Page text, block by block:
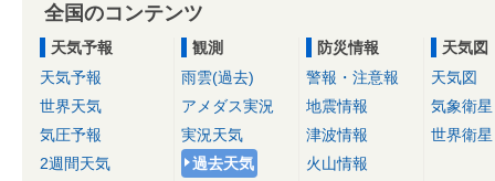
全国のコンテンツ
天気予報
天気予報
世界天気
気圧予報
2週間天気
観測
雨雲(過去)
アメダス実況
実況天気
過去天気
防災情報
警報・注意報
地震情報
津波情報
火山情報
天気図
天気図
気象衛星
世界衛星